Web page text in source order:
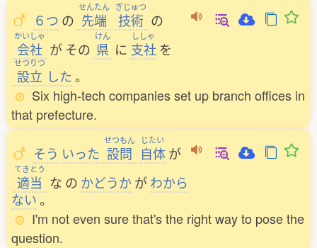
６つ の
せんたん
先端
ぎじゅつ
技術 の
かいしゃ
会社 が その
けん
県 に
ししゃ
支社 を
せつりつ
設立 した。
Six high-tech companies set up branch offices in
that prefecture.
そう いった
せつもん
設問
じたい
自体 が
てきとう
適当 な の かどうか がわから
ない。
I'm not even sure that's the right way to pose the
question.